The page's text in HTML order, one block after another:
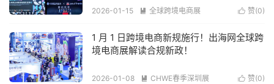
 赞(0)
2026-01-15  全球跨境电商展
1 月 1 日跨境电商新规施行！出海网全球跨
境电商展解读合规新政！
 赞(0)
2026-01-08  CHWE春季深圳展